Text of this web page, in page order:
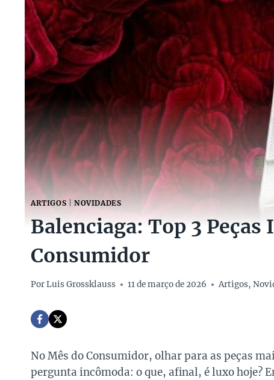
ARTIGOS NOVIDADES
Balenciaga: Top 3 Peças
Consumidor
PorLuis Grossklauss 11 de março de 2026 Artigos,
No Mês do Consumidor, olhar para as peças
pergunta incômoda: o que, afinal, é luxo hoje?